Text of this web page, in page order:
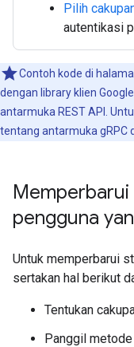
Pilih
autentikasi
Contoh kode di
dengan library klien
antarmuka REST API.
tentang antarmuka gRPC
pengguna
Untuk memperbarui
sertakan hal berikut
Tentukan
Panggil metode